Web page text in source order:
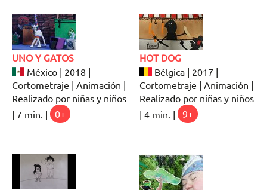
UNO Y GATOS
México | 2018 |
Cortometraje | Animación |
Realizado por niñas y niños
| 7 min. |
0+
HOT DOG
Bélgica | 2017 |
Cortometraje | Animación |
Realizado por niñas y niños
| 4 min. |
9+